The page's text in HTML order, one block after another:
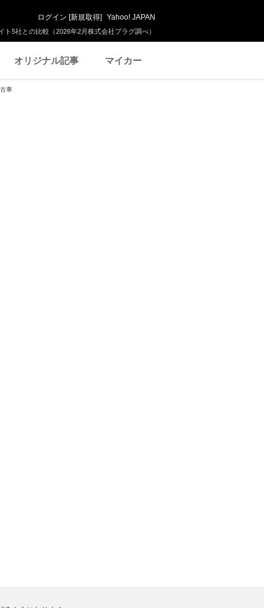
5社との比較（2026年2月株式会社プラグ調べ）
ログイン [新規取得] Yahoo! JAPAN
オリジナル記事 マイカー
車